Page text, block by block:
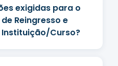
exigidas para o
Reingresso e
Instituição/Curso?